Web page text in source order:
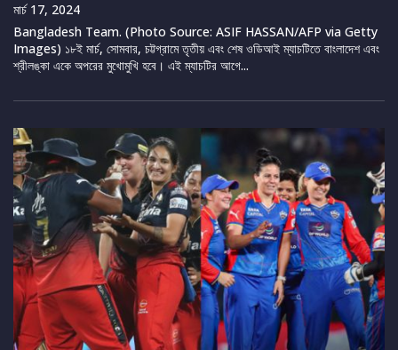
মার্চ 17, 2024
Bangladesh Team. (Photo Source: ASIF HASSAN/AFP via Getty
Images) ১৮ই মার্চ, সোমবার, চট্টগ্রামে তৃতীয় এবং শেষ ওডিআই ম্যাচটিতে বাংলাদেশ এবং
শ্রীলঙ্কা একে অপরের মুখোমুখি হবে। এই ম্যাচটির আগে...